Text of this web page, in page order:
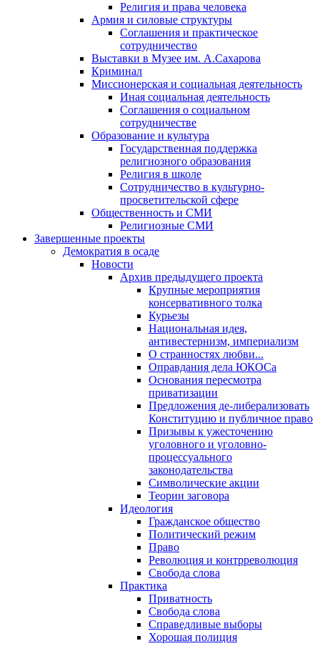
Религия и права человека
Армия и силовые структуры
Соглашения и практическое
сотрудничество
Выставки в Музее им. А.Сахарова
Криминал
Миссионерская и социальная деятельность
Иная социальная деятельность
Соглашения о социальном
сотрудничестве
Образование и культура
Государственная поддержка
религиозного образования
Религия в школе
Сотрудничество в культурно-
просветительской сфере
Общественность и СМИ
Религиозные СМИ
Завершенные проекты
Демократия в осаде
Новости
Архив предыдущего проекта
Крупные мероприятия
консервативного толка
Курьезы
Национальная идея,
антивестернизм, империализм
О странностях любви...
Оправдания дела ЮКОСа
Основания пересмотра
приватизации
Предложения де-либерализовать
Конституцию и публичное право
Призывы к ужесточению
уголовного и уголовно-
процессуального
законодательства
Символические акции
Теории заговора
Идеология
Гражданское общество
Политический режим
Право
Революция и контрреволюция
Свобода слова
Практика
Приватность
Свобода слова
Справедливые выборы
Хорошая полиция